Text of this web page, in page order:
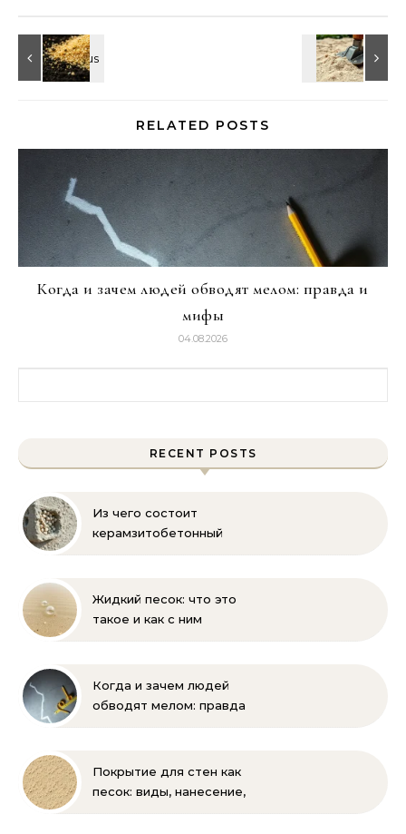
RELATED POSTS
Когда и зачем людей обводят мелом: правда и
мифы
04.08.2026
RECENT POSTS
Из чего состоит
керамзитобетонный
Жидкий песок: что это
такое и как с ним
Когда и зачем людей
обводят мелом: правда
Покрытие для стен как
песок: виды, нанесение,